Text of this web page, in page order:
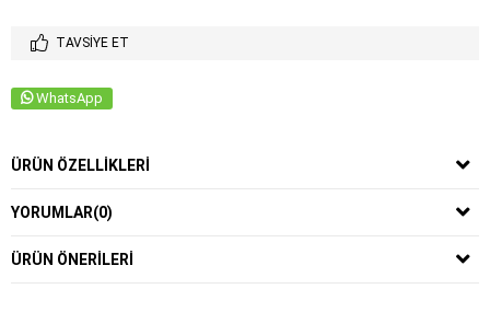
TAVSIYE ET
WhatsApp
ÜRÜN ÖZELLIKLERI
YORUMLAR(0)
ÜRÜN ÖNERILERI